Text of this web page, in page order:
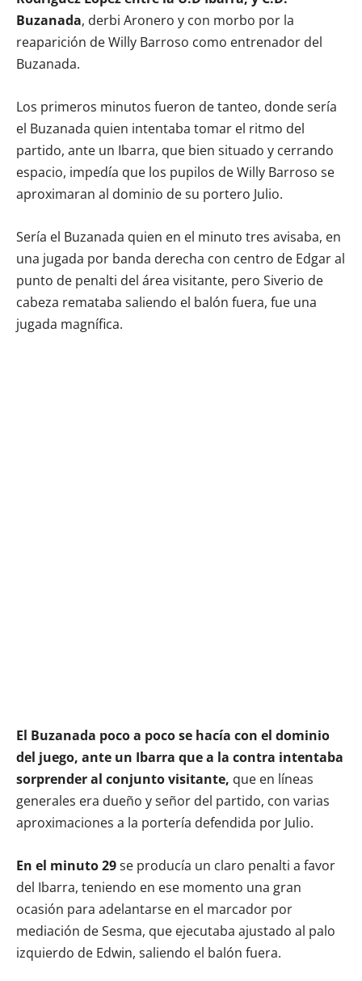
Buzanada, derbi Aronero y con morbo por la
reaparición de Willy Barroso como entrenador del
Buzanada.
Los primeros minutos fueron de tanteo, donde sería
el Buzanada quien intentaba tomar el ritmo del
partido, ante un Ibarra, que bien situado y cerrando
espacio, impedía que los pupilos de Willy Barroso se
aproximaran al dominio de su portero Julio.
Sería el Buzanada quien en el minuto tres avisaba, en
una jugada por banda derecha con centro de Edgar al
punto de penalti del área visitante, pero Siverio de
cabeza remataba saliendo el balón fuera, fue una
jugada magnífica.
El Buzanada poco a poco se hacía con el dominio
del juego, ante un Ibarra que a la contra intentaba
sorprender al conjunto visitante, que en líneas
generales era dueño y señor del partido, con varias
aproximaciones a la portería defendida por Julio.
En el minuto 29se producía un claro penalti a favor
del Ibarra, teniendo en ese momento una gran
ocasión para adelantarse en el marcador por
mediación de Sesma, que ejecutaba ajustado al palo
izquierdo de Edwin, saliendo el balón fuera.